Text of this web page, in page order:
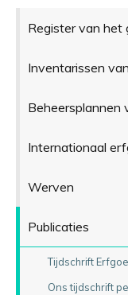
Register van het
Inventarissen
Beheersplannen
Internationaal
Werven
Publicaties
Tijdschrift
Ons tijdschrift